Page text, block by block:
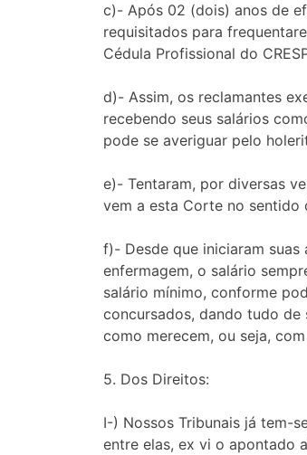
c)- Após 02 (dois) anos de
requisitados para
Cédula Profissional do
d)- Assim, os reclamantes
recebendo seus salários
pode se averiguar pelo
e)- Tentaram, por diversas
vem a esta Corte no sentido
f)- Desde que iniciaram
enfermagem, o salário
salário mínimo, conforme
concursados, dando tudo de
como merecem, ou seja,
5. Dos Direitos:
I-) Nossos Tribunais já tem-
entre elas, ex vi o apontado